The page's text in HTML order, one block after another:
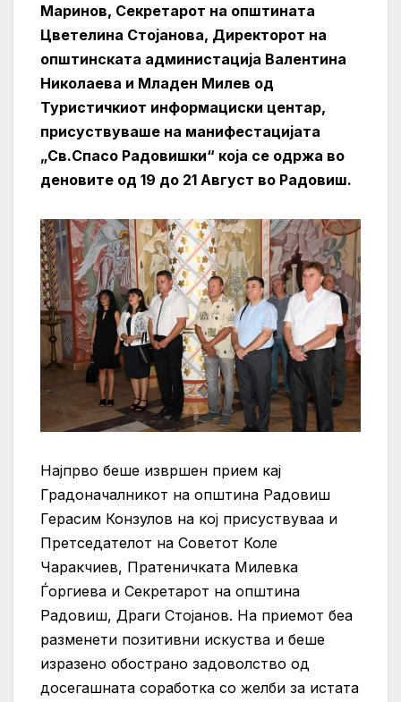
Маринов, Секретарот на општината
Цветелина Стојанова, Директорот на
општинската администација Валентина
Николаева и Младен Милев од
Туристичкиот информациски центар,
присуствуваше на манифестацијата
„Св.Спасо Радовишки“ која се одржа во
деновите од 19 до 21 Август во Радовиш.
Најпрво беше извршен прием кај
Градоначалникот на општина Радовиш
Герасим Конзулов на кој присуствуваа и
Претседателот на Советот Коле
Чаракчиев, Пратеничката Милевка
Ѓоргиева и Секретарот на општина
Радовиш, Драги Стојанов. На приемот беа
разменети позитивни искуства и беше
изразено обострано задоволство од
досегашната соработка со желби за истата